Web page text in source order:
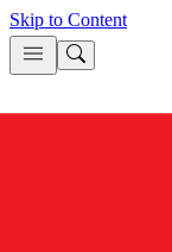
Skip to Content